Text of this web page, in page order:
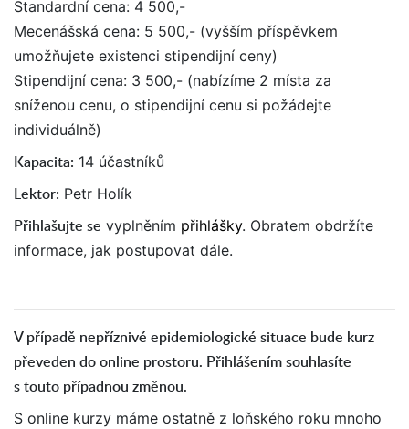
Standardní cena: 4 500,-
Mecenášská cena: 5 500,- (vyšším příspěvkem
umožňujete existenci stipendijní ceny)
Stipendijní cena: 3 500,- (nabízíme 2 místa za
sníženou cenu, o stipendijní cenu si požádejte
individuálně)
Kapacita: 14 účastníků
Lektor: Petr Holík
Přihlašujte se vyplněním přihlášky. Obratem obdržíte
informace, jak postupovat dále.
V případě nepříznivé epidemiologické situace bude kurz
převeden do online prostoru. Přihlášením souhlasíte
s touto případnou změnou.
S online kurzy máme ostatně z loňského roku mnoho